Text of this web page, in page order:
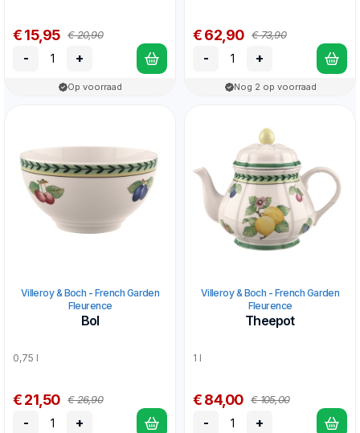
€ 15,95 € 20,90
- +
Op voorraad
€ 62,90 € 73,90
- +
Nog 2 op voorraad
Villeroy & Boch - French Garden
Fleurence
Bol
0,75 l
€ 21,50 € 26,90
- +
Villeroy & Boch - French Garden
Fleurence
Theepot
1 l
€ 84,00 € 105,00
- +